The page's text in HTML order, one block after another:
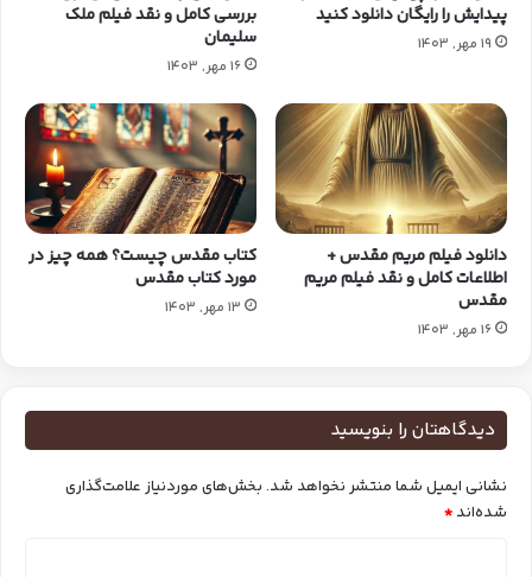
پیدایش را رایگان دانلود کنید
19 مهر, 1403
بررسی کامل و نقد فیلم ملک
سلیمان
16 مهر, 1403
دانلود فیلم مریم مقدس +
اطلاعات کامل و نقد فیلم مریم
مقدس
16 مهر, 1403
کتاب مقدس چیست؟ همه چیز در
مورد کتاب مقدس
13 مهر, 1403
دیدگاهتان را بنویسید
نشانی ایمیل شما منتشر نخواهد شد. بخش‌های موردنیاز علامت‌گذاری
شده‌اند *